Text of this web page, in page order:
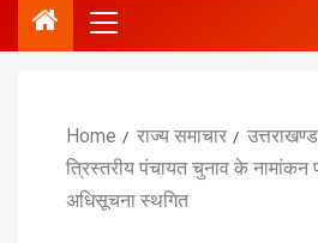
Home राज्य समाचार
उत्तराखण्ड
त्रिस्तरीय पंचायत चुनाव के नामांकन
अधिसूचना स्थगित